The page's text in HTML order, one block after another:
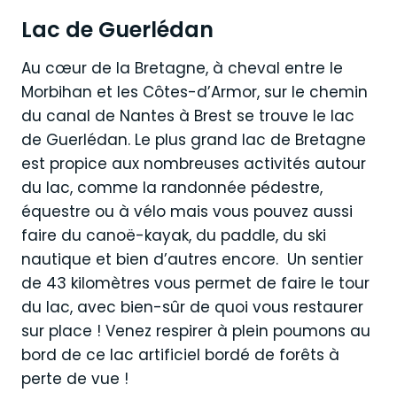
Lac de Guerlédan
Au cœur de la Bretagne, à cheval entre le
Morbihan et les Côtes-d’Armor, sur le chemin
du canal de Nantes à Brest se trouve le lac
de Guerlédan. Le plus grand lac de Bretagne
est propice aux nombreuses activités autour
du lac, comme la randonnée pédestre,
équestre ou à vélo mais vous pouvez aussi
faire du canoë-kayak, du paddle, du ski
nautique et bien d’autres encore. Un sentier
de 43 kilomètres vous permet de faire le tour
du lac, avec bien-sûr de quoi vous restaurer
sur place ! Venez respirer à plein poumons au
bord de ce lac artificiel bordé de forêts à
perte de vue !